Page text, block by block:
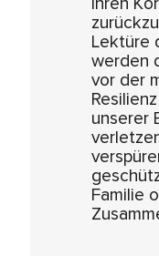
ihren
Lektüre
werden
vor der
unserer
Familie